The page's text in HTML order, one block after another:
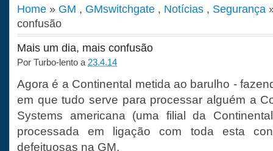
Home » GM , GMswitchgate , Notícias , Segurança
confusão
Mais um dia, mais confusão
Por Turbo-lento a 23.4.14
Agora é a Continental metida ao barulho -
em que tudo serve para processar alguém a
Systems americana (uma filial da
processada em ligação com toda esta
defeituosas na GM.